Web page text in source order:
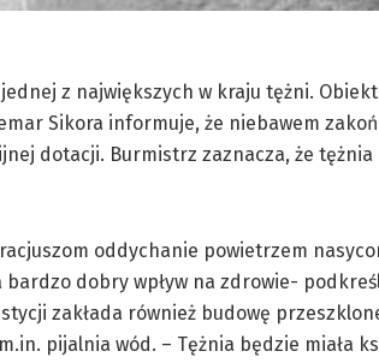
z największych w kraju tężni.
Sikora informuje, że niebawem
dotacji. Burmistrz zaznacza, że
oddychanie powietrzem
dobry wpływ na zdrowie-
zakłada również budowę
pijalnia wód. – Tężnia będzie miała